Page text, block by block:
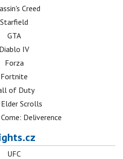
Creed
Starfield
GTA
Diablo IV
Forza
Fortnite
of Duty
Scrolls
Deliverence
UFC